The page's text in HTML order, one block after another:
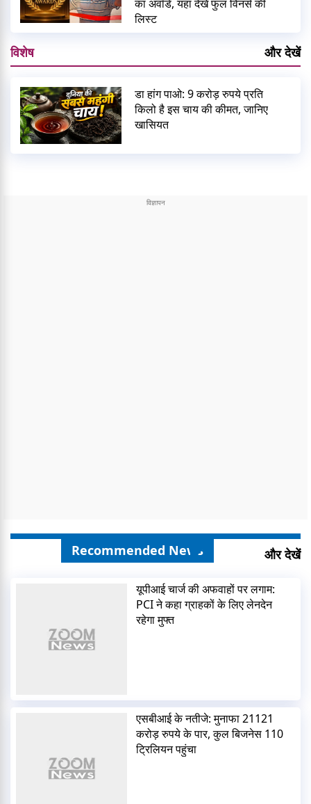
का अवॉर्ड, यहां देखें फुल विनर्स की
लिस्ट
विशेष और देखें
डा हांग पाओ: 9 करोड़ रुपये प्रति
किलो है इस चाय की कीमत, जानिए
खासियत
Recommended News और देखें
यूपीआई चार्ज की अफवाहों पर लगाम:
PCI ने कहा ग्राहकों के लिए लेनदेन
रहेगा मुफ्त
एसबीआई के नतीजे: मुनाफा 21121
करोड़ रुपये के पार, कुल बिजनेस 110
ट्रिलियन पहुंचा